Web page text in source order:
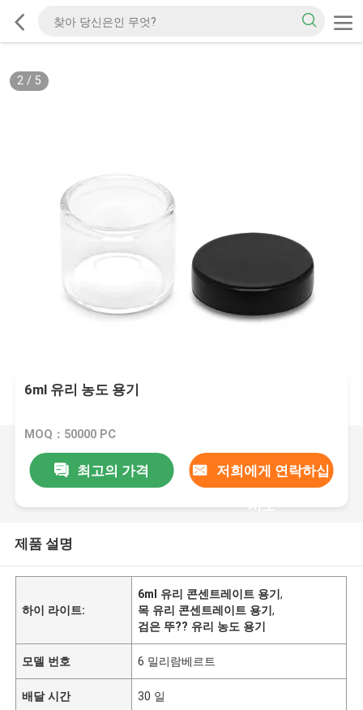
2/ 5
6ml 유리 농도 용기
MOQ：50000 PC
최고의 가격 저희에게 연락하십
시오
제품 설명
하이 라이트:
6ml 유리 콘센트레이트 용기,
목 유리 콘센트레이트 용기,
검은 뚜?? 유리 농도 용기
모델 번호 6 밀리람베르트
배달 시간 30 일